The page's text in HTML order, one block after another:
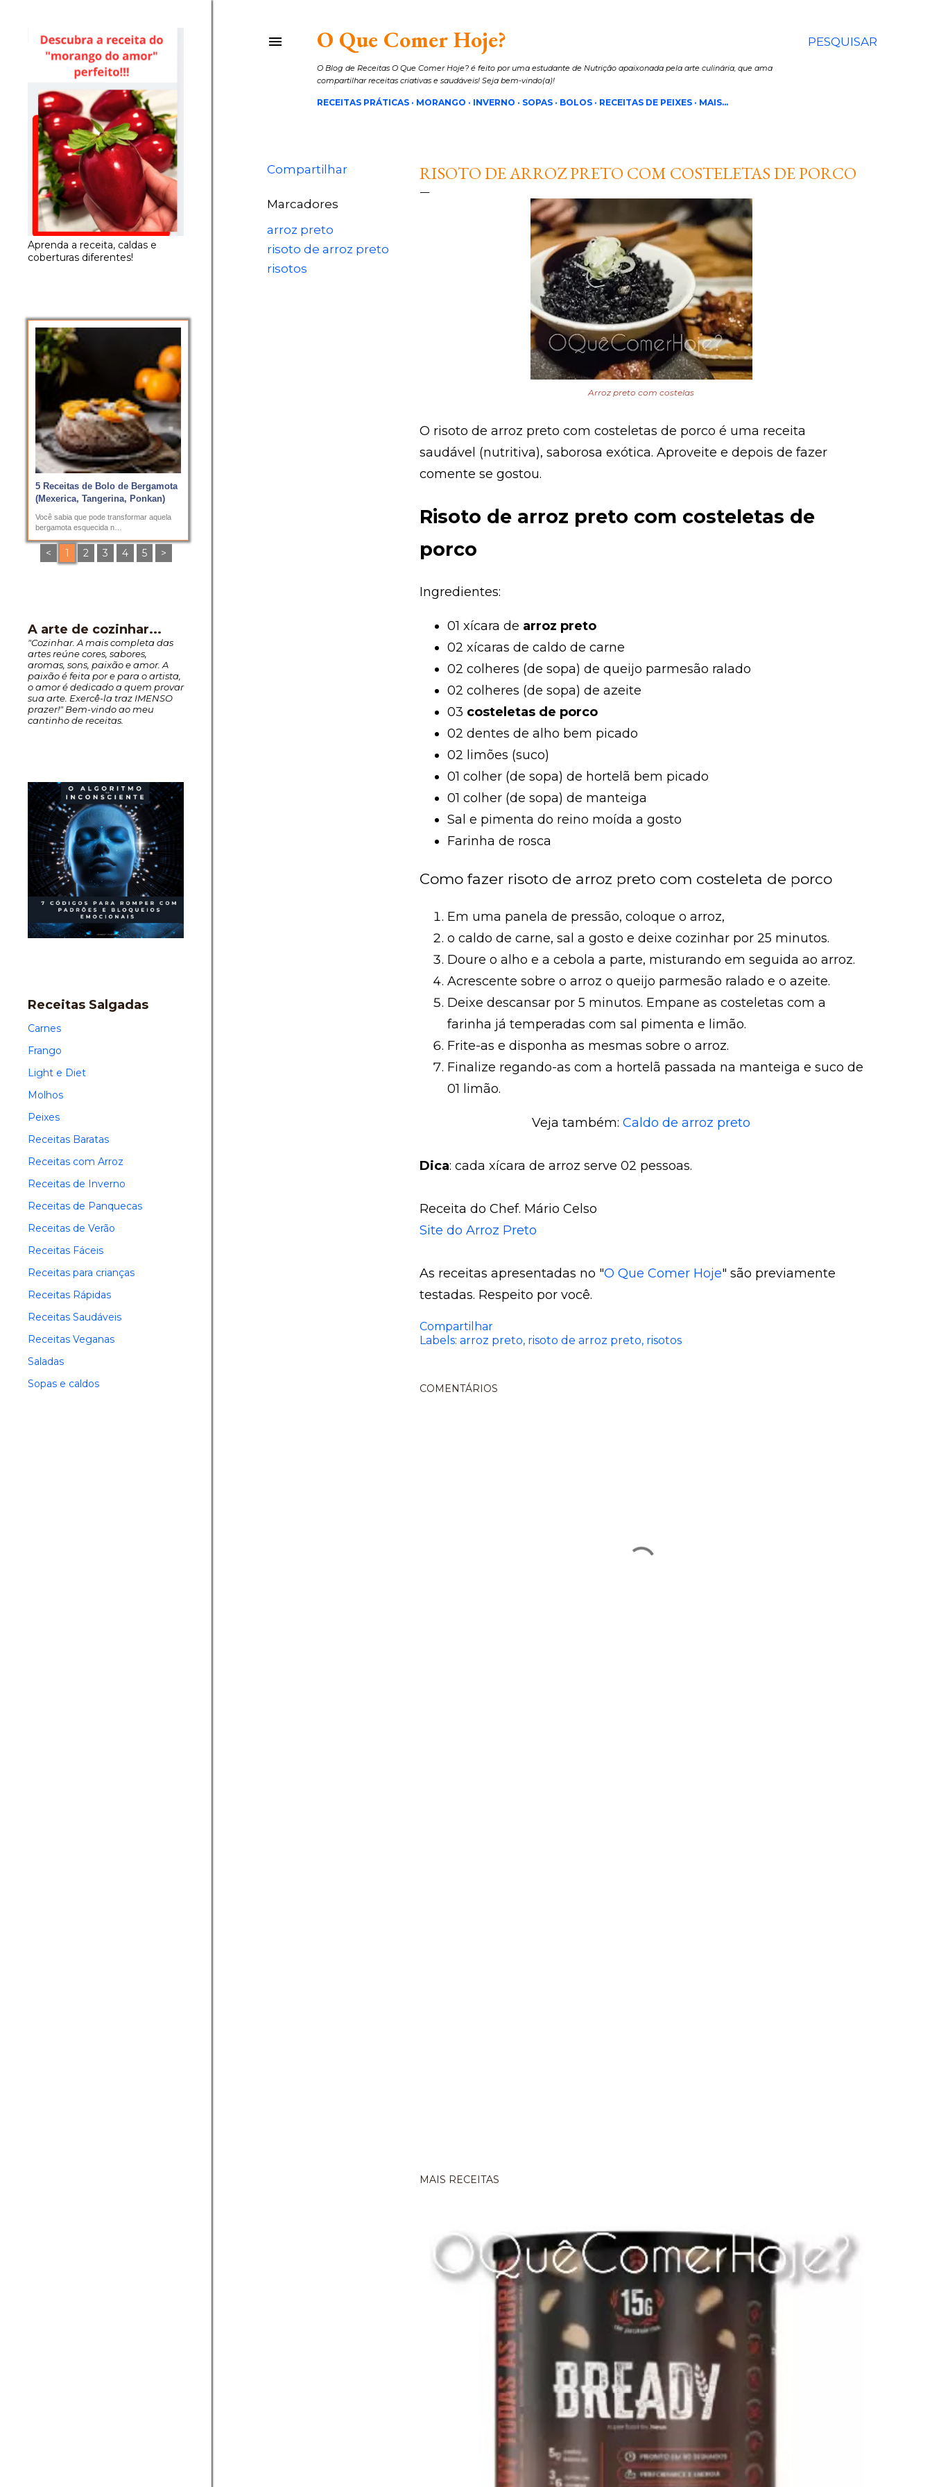
PESQUISAR
O Que Comer Hoje?
O Blog de Receitas O Que Comer Hoje? é feito por uma estudante de Nutrição apaixonada pela arte culinária, que ama
compartilhar receitas criativas e saudáveis! Seja bem-vindo(a)!
RECEITAS PRÁTICAS MORANGO INVERNO SOPAS BOLOS RECEITAS DE PEIXES MAIS…
Compartilhar
Marcadores
arroz preto
risoto de arroz preto
risotos
RISOTO DE ARROZ PRETO COM COSTELETAS DE PORCO
Arroz preto com costelas
O risoto de arroz preto com costeletas de porco é uma receita
saudável (nutritiva), saborosa exótica. Aproveite e depois de fazer
comente se gostou.
Risoto de arroz preto com costeletas de
porco
Ingredientes:
01 xícara de arroz preto
02 xícaras de caldo de carne
02 colheres (de sopa) de queijo parmesão ralado
02 colheres (de sopa) de azeite
03 costeletas de porco
02 dentes de alho bem picado
02 limões (suco)
01 colher (de sopa) de hortelã bem picado
01 colher (de sopa) de manteiga
Sal e pimenta do reino moída a gosto
Farinha de rosca
Como fazer risoto de arroz preto com costeleta de porco
Em uma panela de pressão, coloque o arroz,
o caldo de carne, sal a gosto e deixe cozinhar por 25 minutos.
Doure o alho e a cebola a parte, misturando em seguida ao arroz.
Acrescente sobre o arroz o queijo parmesão ralado e o azeite.
Deixe descansar por 5 minutos. Empane as costeletas com a
farinha já temperadas com sal pimenta e limão.
Frite-as e disponha as mesmas sobre o arroz.
Finalize regando-as com a hortelã passada na manteiga e suco de
01 limão.
Veja também: Caldo de arroz preto
Dica: cada xícara de arroz serve 02 pessoas.
Receita do Chef. Mário Celso
Site do Arroz Preto
As receitas apresentadas no "O Que Comer Hoje" são previamente
testadas. Respeito por você.
Compartilhar
Labels: arroz preto risoto de arroz preto risotos
COMENTÁRIOS
MAIS RECEITAS
Aprenda a receita, caldas e
coberturas diferentes!
5 Receitas de Bolo de Bergamota
(Mexerica, Tangerina, Ponkan)
Você sabia que pode transformar aquela
bergamota esquecida n…
< 1 2 3 4 5 >
A arte de cozinhar...
"Cozinhar. A mais completa das
artes reúne cores, sabores,
aromas, sons, paixão e amor. A
paixão é feita por e para o artista,
o amor é dedicado a quem provar
sua arte. Exercê-la traz IMENSO
prazer!" Bem-vindo ao meu
cantinho de receitas.
Receitas Salgadas
Carnes
Frango
Light e Diet
Molhos
Peixes
Receitas Baratas
Receitas com Arroz
Receitas de Inverno
Receitas de Panquecas
Receitas de Verão
Receitas Fáceis
Receitas para crianças
Receitas Rápidas
Receitas Saudáveis
Receitas Veganas
Saladas
Sopas e caldos